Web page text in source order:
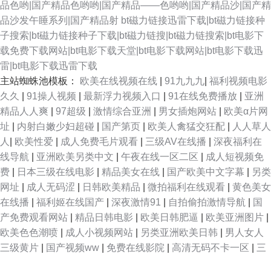
品色哟|国产精品色哟哟|国产精品——色哟哟|国产精品沙|国产精
品沙发午睡系列|国产精品射 bt磁力链接迅雷下载|bt磁力链接种
子搜索|bt磁力链接种子下载|bt磁力链搜|bt磁力链搜索|bt电影下
载免费下载网站|bt电影下载天堂|bt电影下载网站|bt电影下载迅
雷|bt电影下载迅雷下载
主站蜘蛛池模板： 欧美在线视频在线 91九九九 福利视频电影
久久
91操人视频 最新浮力视频入口 91在线免费播放
亚洲
精品人人爽
97超级 激情综合亚洲 男女插炮网站
欧美α片网
址
内射白嫩少妇超碰 国产第页 欧美人禽猛交狂配
人人草人
人
欧美性爱 成人免费毛片观看 三级AV在线播
深夜福利在
线导航
亚洲欧美另类中文 午夜在线一区二区
成人短视频免
费
日本三级在线电影 精品美女在线 国产欧美中文字幕
另类
网址
成人无码涩 日韩欧美精品 微拍福利在线观看
黄色美女
在线播
福利姬在线国产 深夜激情91 自拍偷拍激情导航
国
产免费观看网站
精品日韩电影 欧美日韩肥逼 欧美亚洲图片
欧美色色潮喷
成人小视频网站 另类亚洲欧美日韩
男人女人
三级黄片
国产视频ww 免费在线影院 高清无码不卡一区
三